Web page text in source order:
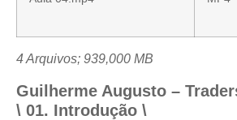
4 Arquivos; 939,000 MB
Guilherme Augusto –
\ 01. Introdução \